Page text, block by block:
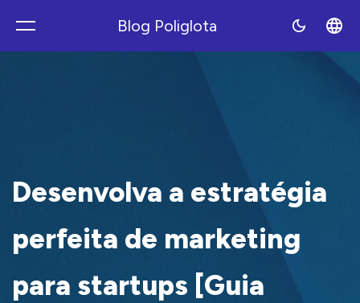
Blog Poliglota
Desenvolva a estratégia
perfeita de marketing
para startups [Guia